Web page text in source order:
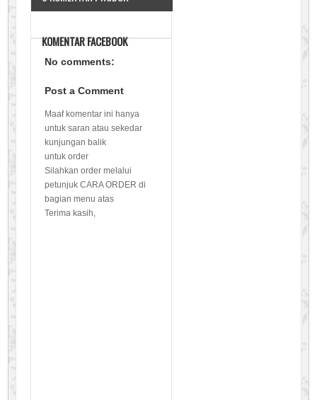
KOMENTAR FACEBOOK
No comments:
Post a Comment
Maaf komentar ini hanya
untuk saran atau sekedar
kunjungan balik
untuk order
Silahkan order melalui
petunjuk CARA ORDER di
bagian menu atas
Terima kasih,